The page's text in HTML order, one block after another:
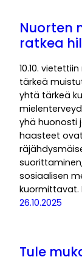
Nuorten
ratkea
10.10.
tärkeä
yhtä tärkeä
yhä huonosti
haasteet
sosiaalisen
kuormittavat.
26.10.2025
Tule